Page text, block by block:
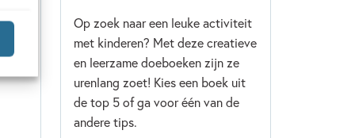
Op zoek naar een leuke activiteit
met kinderen? Met deze creatieve
en leerzame doeboeken zijn ze
urenlang zoet! Kies een boek uit
de top 5 of ga voor één van de
andere tips.